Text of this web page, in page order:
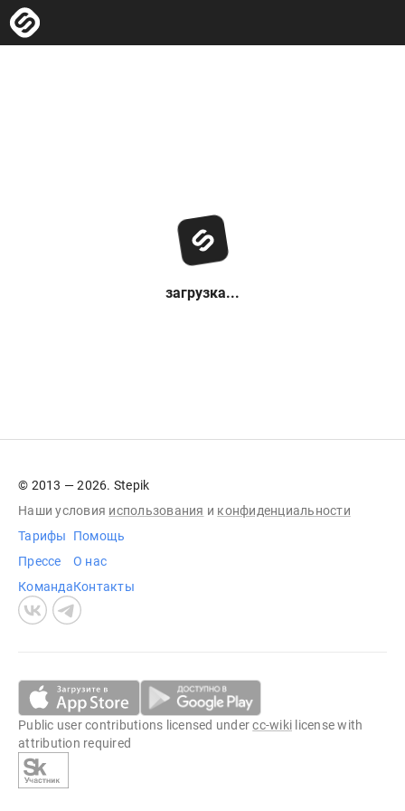
загрузка...
© 2013 — 2026. Stepik
Наши условия использования и конфиденциальности
Тарифы
Прессе
Команда
Помощь
О нас
Контакты
Public user contributions licensed undercc-wiki license with
attribution required